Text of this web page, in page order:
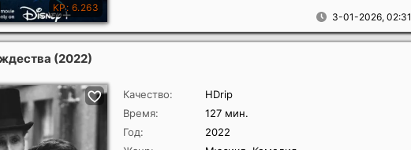
3-01-2026, 02:31
(2022)
Качество:
HDrip
Время:
127 мин.
Год:
2022